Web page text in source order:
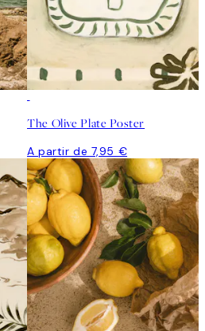
The Olive Plate Poster
A partir de 7,95 €